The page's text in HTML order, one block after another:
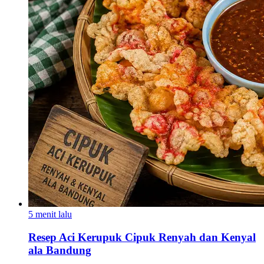
5 menit lalu
Resep Aci Kerupuk Cipuk Renyah dan Kenyal
ala Bandung